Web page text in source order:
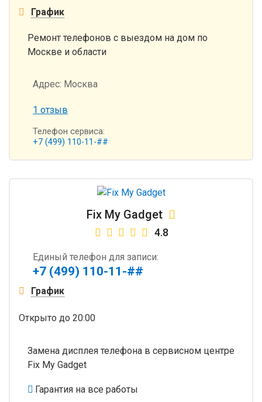
График
Ремонт телефонов с выездом на дом по
Москве и области
Адрес: Москва
1 отзыв
Телефон сервиса:
+7 (499) 110-11-##
Fix My Gadget
4.8
Единый телефон для записи:
+7 (499) 110-11-##
График
Открыто до 20:00
Замена дисплея телефона в сервисном центре
Fix My Gadget
Гарантия на все работы